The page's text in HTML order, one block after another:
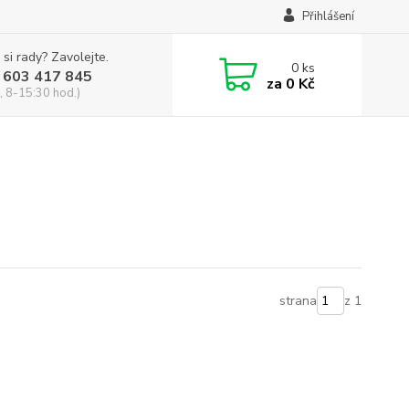
Přihlášení
rady? Zavolejte.
417 845
8-15:30 hod.)
0ks
za 0 Kč
strana z 1